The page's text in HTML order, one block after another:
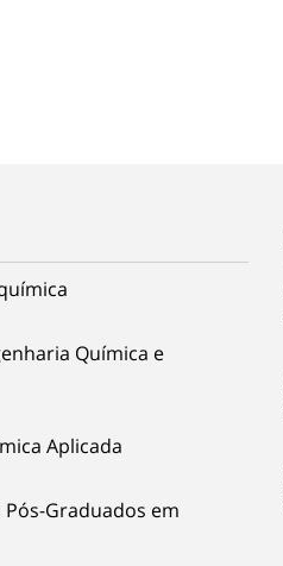
Química e
Aplicada
Graduados em